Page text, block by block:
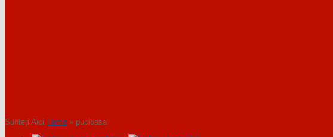
Sunteți Aici Home » pucioasa